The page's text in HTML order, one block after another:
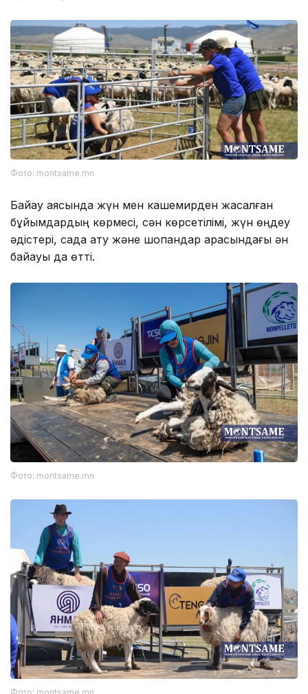
Фото: montsame.mn
Байқау аясында жүн мен кашемирден жасалған
бұйымдардың көрмесі, сән көрсетілімі, жүн өңдеу
әдістері, садақ ату және шопандар арасындағы ән
байқауы да өтті.
Фото: montsame.mn